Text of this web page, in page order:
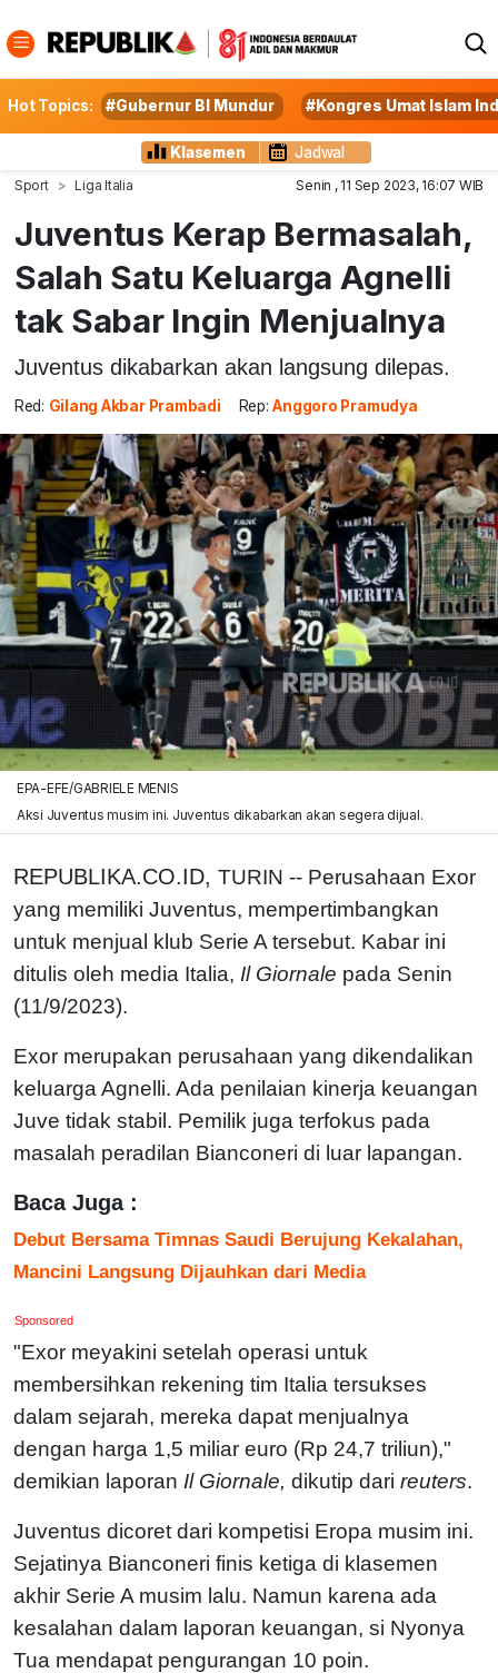
Hot Topics: #Gubernur BI Mundur #Kongres Umat Islam
Klasemen Jadwal
Sport Liga Italia Senin , 11 Sep 2023, 16:07 WIB
Juventus Kerap Bermasalah,
Salah Satu Keluarga Agnelli
tak Sabar Ingin Menjualnya
Juventus dikabarkan akan langsung dilepas.
Red: Gilang Akbar Prambadi Rep: Anggoro Pramudya
EPA-EFE/GABRIELE MENIS
Aksi Juventus musim ini. Juventus dikabarkan akan segera dijual.
REPUBLIKA.CO.ID, TURIN -- Perusahaan Exor
yang memiliki Juventus, mempertimbangkan
untuk menjual klub Serie A tersebut. Kabar ini
ditulis oleh media Italia, Il Giornale pada Senin
(11/9/2023).
Exor merupakan perusahaan yang dikendalikan
keluarga Agnelli. Ada penilaian kinerja keuangan
Juve tidak stabil. Pemilik juga terfokus pada
masalah peradilan Bianconeri di luar lapangan.
Baca Juga :
Debut Bersama Timnas Saudi Berujung Kekalahan,
Mancini Langsung Dijauhkan dari Media
Sponsored
"Exor meyakini setelah operasi untuk
membersihkan rekening tim Italia tersukses
dalam sejarah, mereka dapat menjualnya
dengan harga 1,5 miliar euro (Rp 24,7 triliun),"
demikian laporan Il Giornale, dikutip dari reuters.
Juventus dicoret dari kompetisi Eropa musim ini.
Sejatinya Bianconeri finis ketiga di klasemen
akhir Serie A musim lalu. Namun karena ada
kesalahan dalam laporan keuangan, si Nyonya
Tua mendapat pengurangan 10 poin.